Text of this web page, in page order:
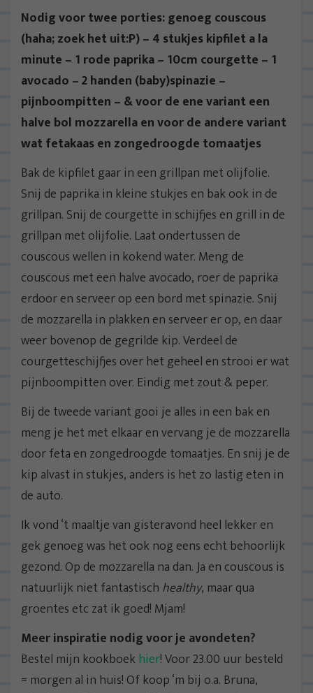
Nodig voor twee porties: genoeg couscous
(haha; zoek het uit:P) – 4 stukjes kipfilet a la
minute – 1 rode paprika – 10cm courgette – 1
avocado – 2 handen (baby)spinazie –
pijnboompitten – & voor de ene variant een
halve bol mozzarella en voor de andere variant
wat fetakaas en zongedroogde tomaatjes
Bak de kipfilet gaar in een grillpan met olijfolie.
Snij de paprika in kleine stukjes en bak ook in de
grillpan. Snij de courgette in schijfjes en grill in de
grillpan met olijfolie. Laat ondertussen de
couscous wellen in kokend water. Meng de
couscous met een halve avocado, roer de paprika
erdoor en serveer op een bord met spinazie. Snij
de mozzarella in plakken en serveer er op, en daar
weer bovenop de gegrilde kip. Verdeel de
courgetteschijfjes over het geheel en strooi er wat
pijnboompitten over. Eindig met zout & peper.
Bij de tweede variant gooi je alles in een bak en
meng je het met elkaar en vervang je de mozzarella
door feta en zongedroogde tomaatjes. En snij je de
kip alvast in stukjes, anders is het zo lastig eten in
de auto.
Ik vond ‘t maaltje van gisteravond heel lekker en
gek genoeg was het ook nog eens echt behoorlijk
gezond. Op de mozzarella na dan. Ja en couscous is
natuurlijk niet fantastisch healthy, maar qua
groentes etc zat ik goed! Mjam!
Meer inspiratie nodig voor je avondeten?
Bestel mijn kookboek hier! Voor 23.00 uur besteld
= morgen al in huis! Of koop ‘m bij o.a. Bruna,